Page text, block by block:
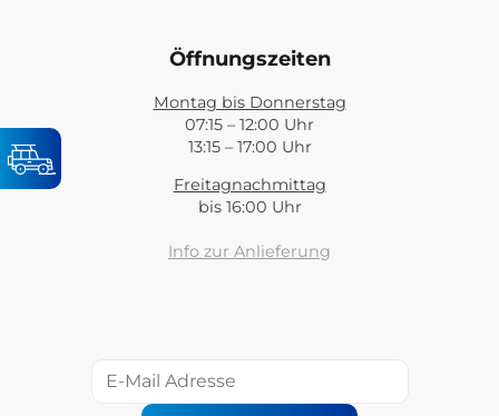
Öffnungszeiten
Montag bis Donnerstag
07:15 – 12:00 Uhr
13:15 – 17:00 Uhr
Freitagnachmittag
bis 16:00 Uhr
Info zur Anlieferung